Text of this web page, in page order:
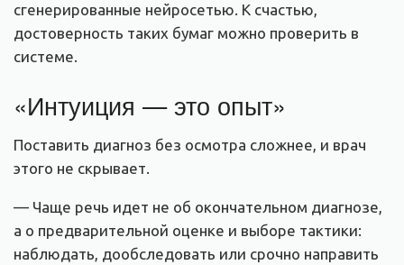
сгенерированные нейросетью. К счастью,
достоверность таких бумаг можно проверить в
системе.
«Интуиция — это опыт»
Поставить диагноз без осмотра сложнее, и врач
этого не скрывает.
— Чаще речь идет не об окончательном диагнозе,
а о предварительной оценке и выборе тактики:
наблюдать, дообследовать или срочно направить